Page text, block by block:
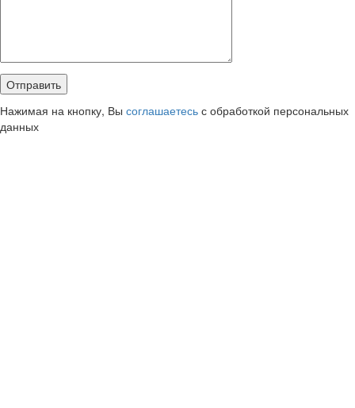
Нажимая на кнопку, Вы соглашаетесь с обработкой персональных
данных